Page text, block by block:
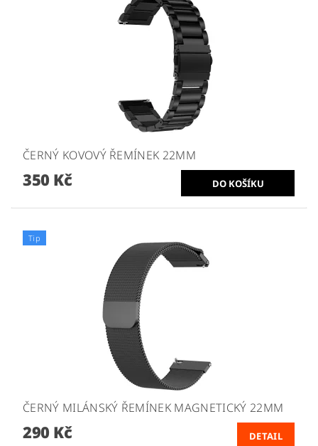
ČERNÝ KOVOVÝ ŘEMÍNEK 22MM
350 Kč
Tip
ČERNÝ MILÁNSKÝ ŘEMÍNEK MAGNETICKÝ 22MM
290 Kč DETAIL